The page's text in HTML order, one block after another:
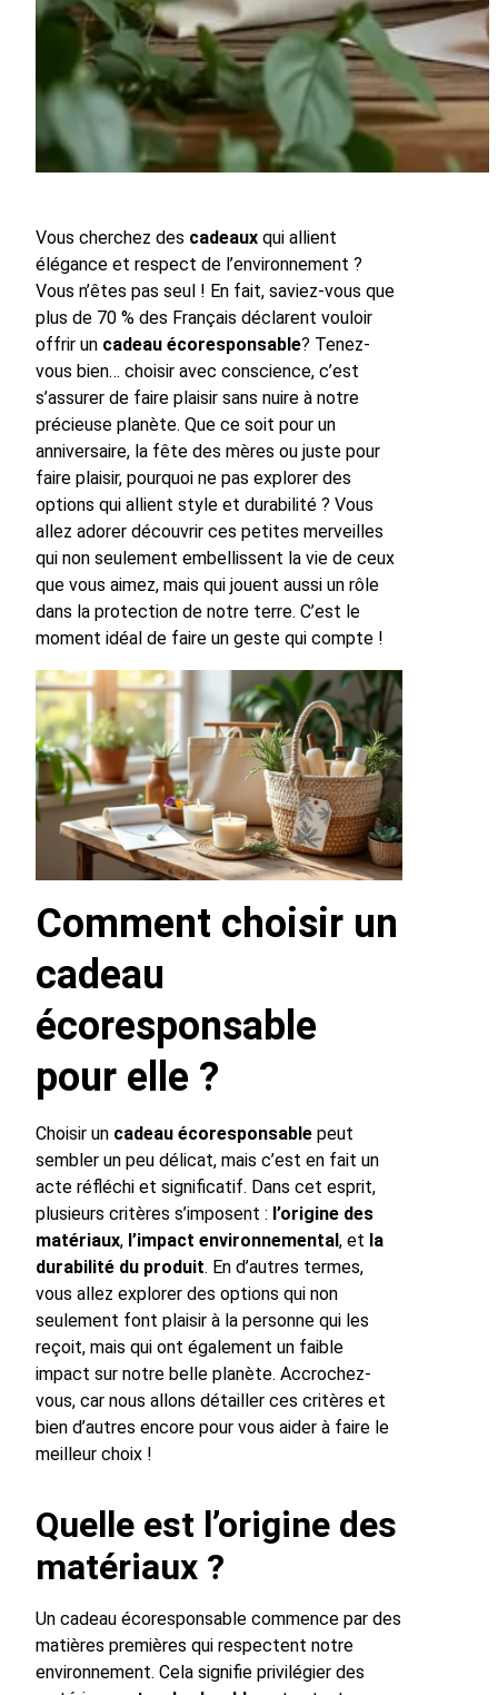
Vous cherchez des cadeaux qui allient
élégance et respect de l’environnement ?
Vous n’êtes pas seul ! En fait, saviez-vous que
plus de 70 % des Français déclarent vouloir
offrir un cadeau écoresponsable? Tenez-
vous bien… choisir avec conscience, c’est
s’assurer de faire plaisir sans nuire à notre
précieuse planète. Que ce soit pour un
anniversaire, la fête des mères ou juste pour
faire plaisir, pourquoi ne pas explorer des
options qui allient style et durabilité ? Vous
allez adorer découvrir ces petites merveilles
qui non seulement embellissent la vie de ceux
que vous aimez, mais qui jouent aussi un rôle
dans la protection de notre terre. C’est le
moment idéal de faire un geste qui compte !
Comment choisir un
cadeau
écoresponsable
pour elle ?
Choisir un cadeau écoresponsable peut
sembler un peu délicat, mais c’est en fait un
acte réfléchi et significatif. Dans cet esprit,
plusieurs critères s’imposent : l’origine des
matériaux, l’impact environnemental, et la
durabilité du produit. En d’autres termes,
vous allez explorer des options qui non
seulement font plaisir à la personne qui les
reçoit, mais qui ont également un faible
impact sur notre belle planète. Accrochez-
vous, car nous allons détailler ces critères et
bien d’autres encore pour vous aider à faire le
meilleur choix !
Quelle est l’origine des
matériaux ?
Un cadeau écoresponsable commence par des
matières premières qui respectent notre
environnement. Cela signifie privilégier des